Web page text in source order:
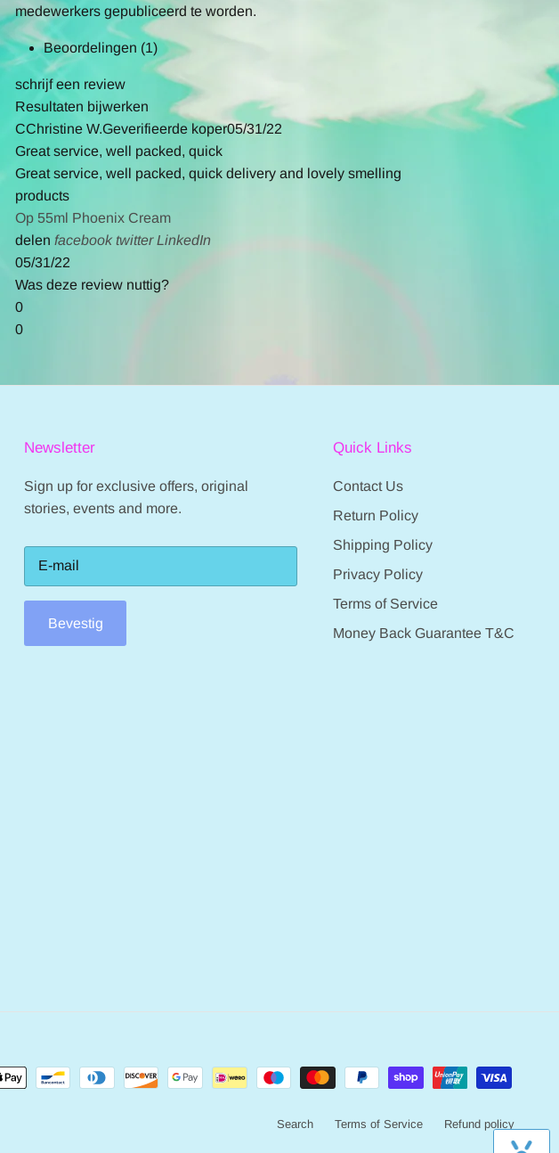
medewerkers gepubliceerd te worden.
Beoordelingen (1)
schrijf een review
Resultaten bijwerken
CChristine W.Geverifieerde koper5.0
rating
05/31/22
Great service, well packed, quick
Review
by
Christine
W.
on
31
May
2022
review
stating
Great
service,
well
packed,
quick
Great service, well packed, quick delivery and lovely smelling
products
Op 55ml Phoenix Cream
delen '
Share
Review
2022
facebook facebook
Review
twitter twitter
Review
LinkedIn
05/31/22
Was deze review nuttig?
0
0
Newsletter
Sign up for exclusive offers, original
stories, events and more.
Bevestig
Quick Links
Contact Us
Return Policy
Shipping Policy
Privacy Policy
Terms of Service
Money Back Guarantee T&C
Search Terms of Service Refund policy